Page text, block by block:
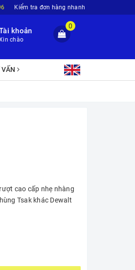
Kiểm tra đơn hàng nhanh
khoản
chào
0
cao cấp nhẹ nhàng
Tsak khác Dewalt